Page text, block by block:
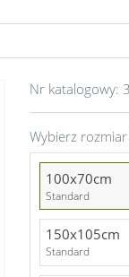
Nr katalogowy:
Wybierz
100x70cm
Standard
150x105cm
Standard